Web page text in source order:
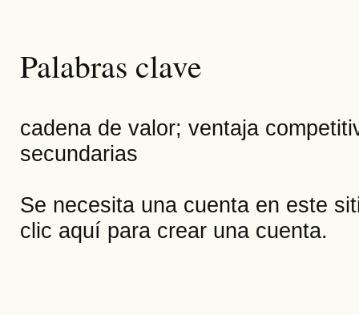
Palabras clave
cadena de valor; ventaja
secundarias
Se necesita una cuenta en este
clic aquí para crear una cuenta.